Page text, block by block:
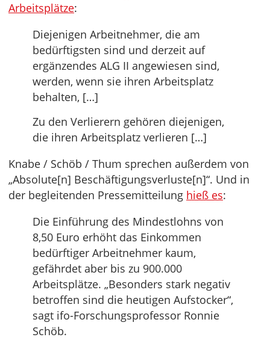
Arbeitsplätze:
Diejenigen Arbeitnehmer, die am
bedürftigsten sind und derzeit auf
ergänzendes ALG II angewiesen sind,
werden, wenn sie ihren Arbeitsplatz
behalten, […]
Zu den Verlierern gehören diejenigen,
die ihren Arbeitsplatz verlieren […]
Knabe / Schöb / Thum sprechen außerdem von
„Absolute[n] Beschäftigungsverluste[n]“. Und in
der begleitenden Pressemitteilung hieß es:
Die Einführung des Mindestlohns von
8,50 Euro erhöht das Einkommen
bedürftiger Arbeitnehmer kaum,
gefährdet aber bis zu 900.000
Arbeitsplätze. „Besonders stark negativ
betroffen sind die heutigen Aufstocker“,
sagt ifo-Forschungsprofessor Ronnie
Schöb.